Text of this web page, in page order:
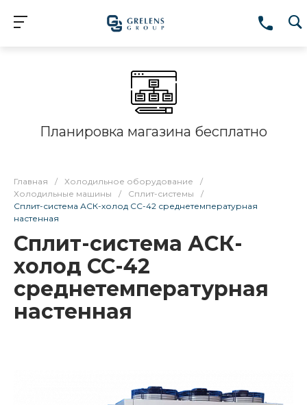
Планировка магазина бесплатно
Главная / Холодильное оборудование
/
Холодильные машины
/ Сплит-системы
/
Сплит-система АСК-холод СС-42 среднетемпературная
настенная
Сплит-система АСК-
холод СС-42
среднетемпературная
настенная